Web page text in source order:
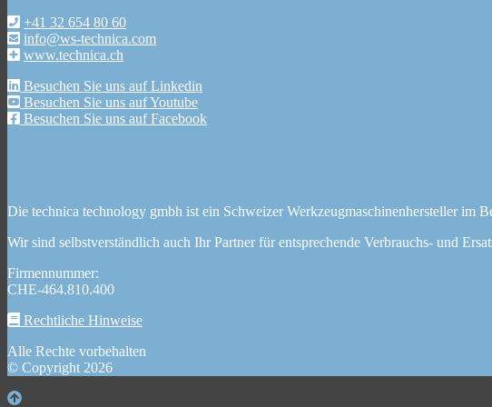
+41 32 654 80 60
info@ws-technica.com
www.technica.ch
Besuchen Sie uns auf Linkedin
Besuchen Sie uns auf Youtube
Besuchen Sie uns auf Facebook
Die technica technology gmbh ist ein Schweizer Werkzeugmaschinenhersteller im
Wir sind selbstverständlich auch Ihr Partner für entsprechende Verbrauchs- und
Firmennummer:
CHE-464.810.400
Rechtliche Hinweise
Alle Rechte vorbehalten
© Copyright 2026